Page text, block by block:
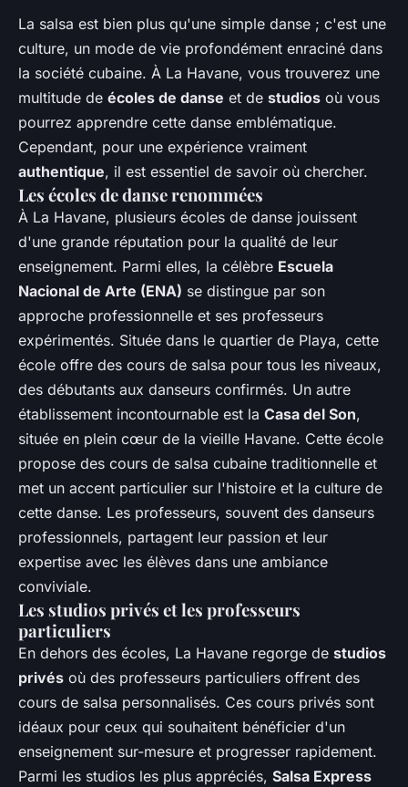
La salsa est bien plus qu'une simple danse ; c'est une
culture, un mode de vie profondément enraciné dans
la société cubaine. À La Havane, vous trouverez une
multitude de écoles de danse et de studios où vous
pourrez apprendre cette danse emblématique.
Cependant, pour une expérience vraiment
authentique, il est essentiel de savoir où chercher.
Les écoles de danse renommées
À La Havane, plusieurs écoles de danse jouissent
d'une grande réputation pour la qualité de leur
enseignement. Parmi elles, la célèbre Escuela
Nacional de Arte (ENA) se distingue par son
approche professionnelle et ses professeurs
expérimentés. Située dans le quartier de Playa, cette
école offre des cours de salsa pour tous les niveaux,
des débutants aux danseurs confirmés. Un autre
établissement incontournable est la Casa del Son,
située en plein cœur de la vieille Havane. Cette école
propose des cours de salsa cubaine traditionnelle et
met un accent particulier sur l'histoire et la culture de
cette danse. Les professeurs, souvent des danseurs
professionnels, partagent leur passion et leur
expertise avec les élèves dans une ambiance
conviviale.
Les studios privés et les professeurs
particuliers
En dehors des écoles, La Havane regorge de studios
privés où des professeurs particuliers offrent des
cours de salsa personnalisés. Ces cours privés sont
idéaux pour ceux qui souhaitent bénéficier d'un
enseignement sur-mesure et progresser rapidement.
Parmi les studios les plus appréciés, Salsa Express